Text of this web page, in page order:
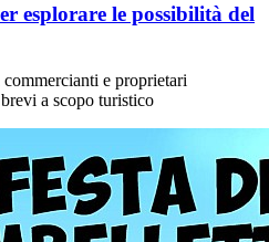
esplorare le possibilità del
e proprietari
a scopo turistico